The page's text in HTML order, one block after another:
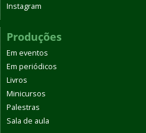
Instagram
Produções
Em eventos
Em periódicos
Livros
Minicursos
Palestras
Sala de aula